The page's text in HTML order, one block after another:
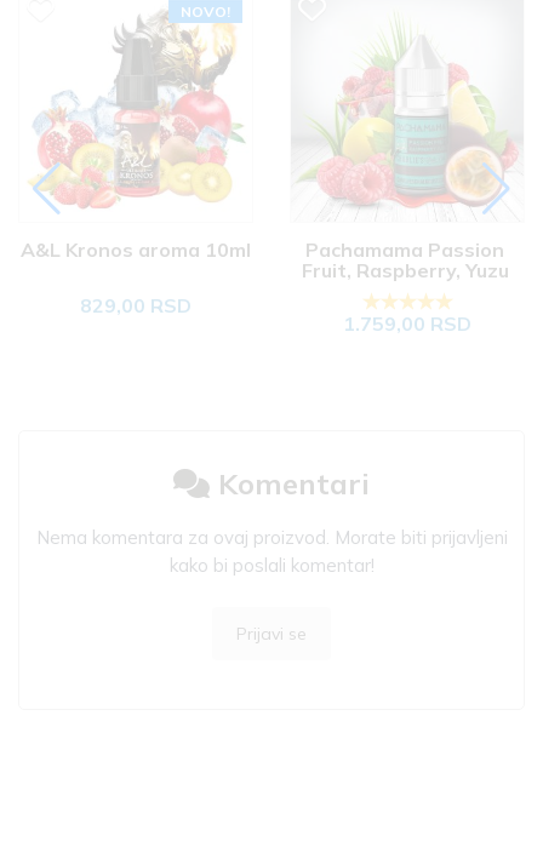
NOVO!
A&L Kronos aroma 10ml
829,00 RSD
Pachamama Passion
Fruit, Raspberry, Yuzu
aroma 30ml
1.759,00 RSD
Komentari
Nema komentara za ovaj proizvod. Morate biti prijavljeni
kako bi poslali komentar!
Prijavi se